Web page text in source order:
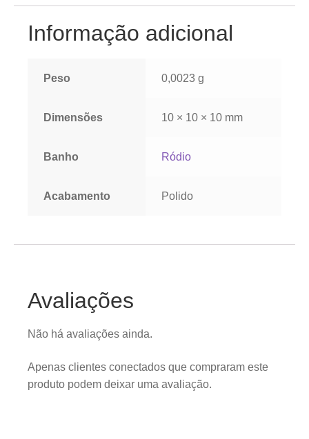
Informação adicional
Peso 0,0023 g
Dimensões 10 × 10 × 10 mm
Banho Ródio
Acabamento Polido
Avaliações
Não há avaliações ainda.
Apenas clientes conectados que compraram este
produto podem deixar uma avaliação.